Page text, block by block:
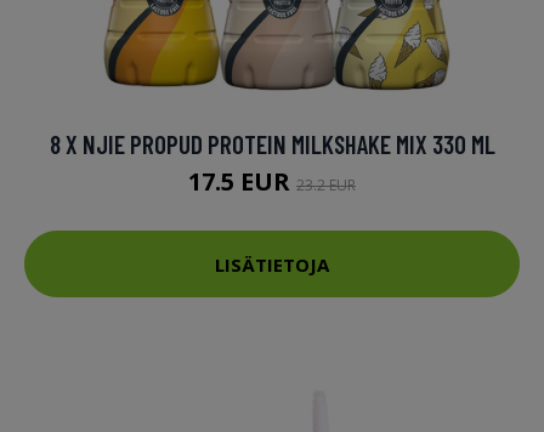
8 X NJIE PROPUD PROTEIN MILKSHAKE MIX 330 ML
17.5 EUR 23.2 EUR
LISÄTIETOJA